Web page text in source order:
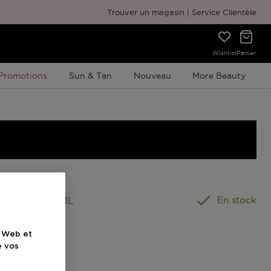
Emballage cadeau gratuit
Trouver un magasin Service Clientèle
WishlistPanier
À Durée Limitée
Sun & Tan Nouveau More Beauty
50 ML En stock
et
vos